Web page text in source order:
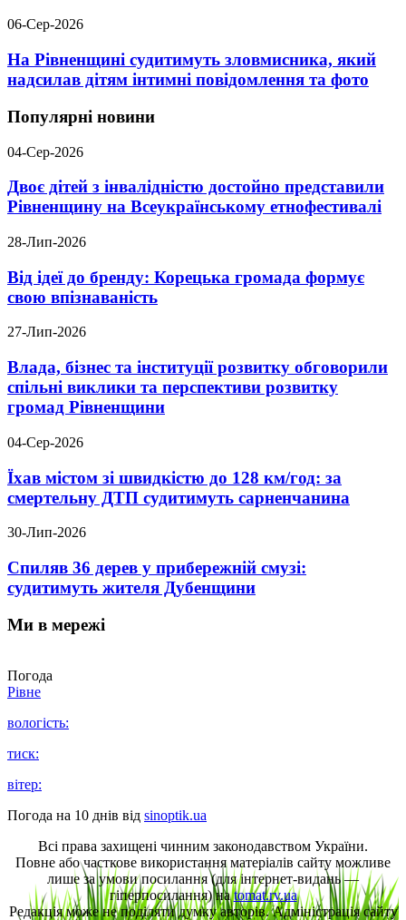
06-Сер-2026
На Рівненщині судитимуть зловмисника, який
надсилав дітям інтимні повідомлення та фото
Популярні новини
04-Сер-2026
Двоє дітей з інвалідністю достойно представили
Рівненщину на Всеукраїнському етнофестивалі
28-Лип-2026
Від ідеї до бренду: Корецька громада формує
свою впізнаваність
27-Лип-2026
Влада, бізнес та інституції розвитку обговорили
спільні виклики та перспективи розвитку
громад Рівненщини
04-Сер-2026
Їхав містом зі швидкістю до 128 км/год: за
смертельну ДТП судитимуть сарненчанина
30-Лип-2026
Спиляв 36 дерев у прибережній смузі:
судитимуть жителя Дубенщини
Ми в мережі
Погода
Рівне
вологість:
тиск:
вітер:
Погода на 10 днів від sinoptik.ua
Всі права захищені чинним законодавством України.
Повне або часткове використання матеріалів сайту можливе
лише за умови посилання (для інтернет-видань —
гіперпосилання) наtomat.rv.ua
Редакція може не поділяти думку авторів. Адміністрація сайту